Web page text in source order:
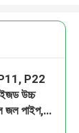
P11, P22
উচ্চ
জল পাইপ,